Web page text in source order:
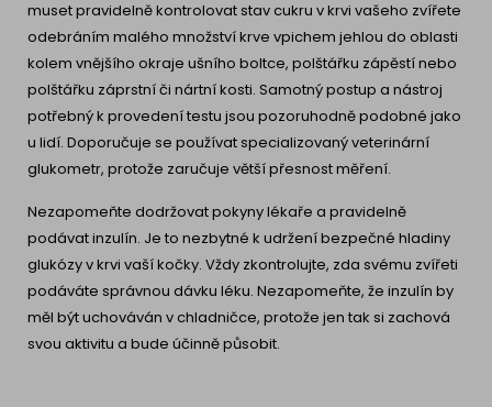
muset pravidelně kontrolovat stav cukru v krvi vašeho zvířete
odebráním malého množství krve vpichem jehlou do oblasti
kolem vnějšího okraje ušního boltce, polštářku zápěstí nebo
polštářku záprstní či nártní kosti. Samotný postup a nástroj
potřebný k provedení testu jsou pozoruhodně podobné jako
u lidí. Doporučuje se používat specializovaný veterinární
glukometr, protože zaručuje větší přesnost měření.
Nezapomeňte dodržovat pokyny lékaře a pravidelně
podávat inzulín. Je to nezbytné k udržení bezpečné hladiny
glukózy v krvi vaší kočky. Vždy zkontrolujte, zda svému zvířeti
podáváte správnou dávku léku. Nezapomeňte, že inzulín by
měl být uchováván v chladničce, protože jen tak si zachová
svou aktivitu a bude účinně působit.